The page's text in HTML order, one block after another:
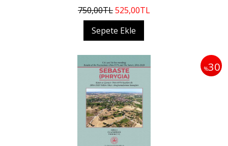
750,00TL525,00TL
Sepete Ekle
%30